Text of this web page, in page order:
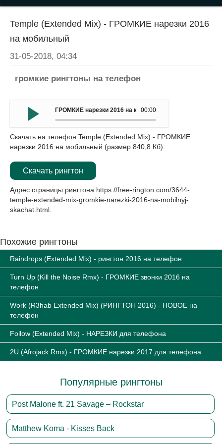
Temple (Extended Mix) - ГРОМКИЕ нарезки 2016
на мобильный
31-05-2018, 04:34
громкие рингтоны на телефон
00:00
ГРОМКИЕ нарезки 2016 на мобильный - Temple
Скачать на телефон Temple (Extended Mix) - ГРОМКИЕ
нарезки 2016 на мобильный (размер 840,8 Кб):
Скачать рингтон
Адрес страницы рингтона https://free-rington.com/3644-
temple-extended-mix-gromkie-narezki-2016-na-mobilnyj-
skachat.html
Похожие рингтоны
Raindrops (Extended Mix) - рингтон 2016 на телефон
Turn Up (Kill the Noise Rmx) - ГРОМКИЕ звонки 2016 на
телефон
Work (R3hab Extended Mix) (РИНГТОН 2016) - НОВОЕ на
телефон
Follow (Extended Mix) - НАРЕЗКИ для телефона
2U (Afrojack Rmx) - ГРОМКИЕ нарезки 2017 для телефона
Популярные рингтоны
Post Malone ft. 21 Savage – Rockstar
Matthew Koma - Kisses Back